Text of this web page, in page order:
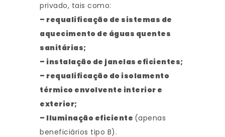
privado, tais como:
– requalificação de sistemas de
aquecimento de águas quentes
sanitárias;
– instalação de janelas eficientes;
– requalificação do isolamento
térmico envolvente interior e
exterior;
– Iluminação eficiente (apenas
beneficiários tipo B).